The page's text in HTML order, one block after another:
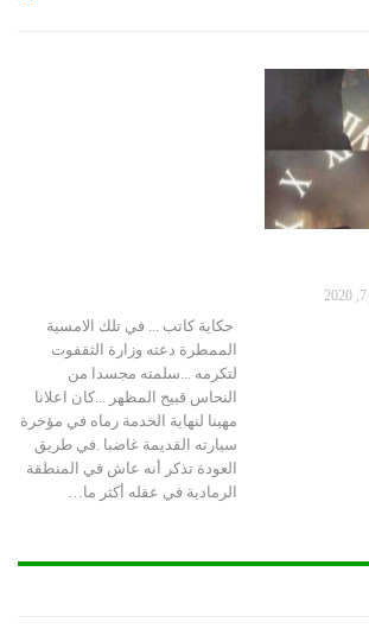
حكاية كاتب ... في تلك الامسية
الممطرة دعته وزارة الثقفوت
لتكرمه ...سلمته مجسدا من
النحاس قبيح المظهر ...كان اعلانا
مهينا لنهاية الخدمة رماه في مؤخرة
سيارته القديمة غاضبا .في طريق
العودة تذكر أنه عاش في المنطقة
الرمادية في عقله أكثر ما…